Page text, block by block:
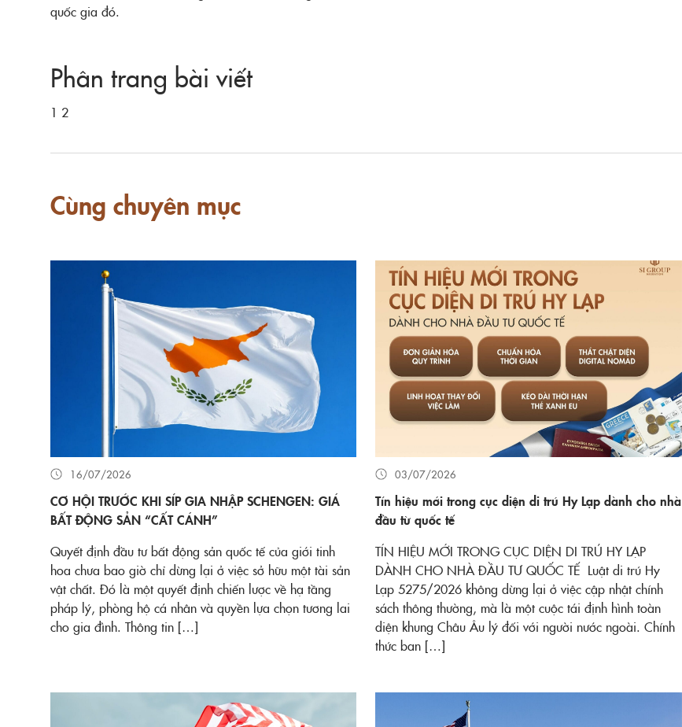
quốc gia đó.
Phân trang bài viết
1 2
Cùng chuyên mục
16/07/2026
CƠ HỘI TRƯỚC KHI SÍP GIA NHẬP SCHENGEN: GIÁ
BẤT ĐỘNG SẢN “CẤT CÁNH”
Quyết định đầu tư bất động sản quốc tế của giới tinh
hoa chưa bao giờ chỉ dừng lại ở việc sở hữu một tài sản
vật chất. Đó là một quyết định chiến lược về hạ tầng
pháp lý, phòng hộ cá nhân và quyền lựa chọn tương lai
cho gia đình. Thông tin […]
03/07/2026
Tín hiệu mới trong cục diện di trú Hy Lạp dành cho nhà
đầu từ quốc tế
TÍN HIỆU MỚI TRONG CỤC DIỆN DI TRÚ HY LẠP
DÀNH CHO NHÀ ĐẦU TƯ QUỐC TẾ Luật di trú Hy
Lạp 5275/2026 không dừng lại ở việc cập nhật chính
sách thông thường, mà là một cuộc tái định hình toàn
diện khung Châu Âu lý đối với người nước ngoài. Chính
thức ban […]